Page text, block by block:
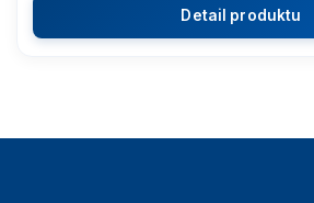
Etiketující dynamické váhy
Detail produktu